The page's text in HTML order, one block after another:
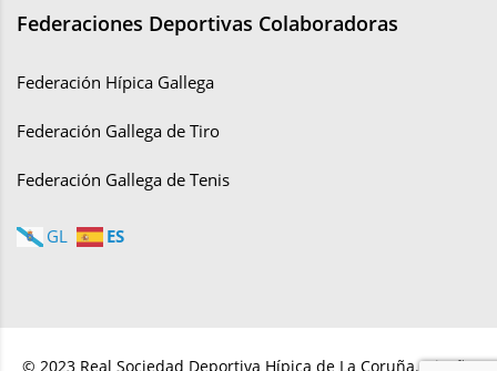
Federaciones Deportivas Colaboradoras
Federación Hípica Gallega
Federación Gallega de Tiro
Federación Gallega de Tenis
GL ES
© 2023 Real Sociedad Deportiva Hípica de La Coruña. Diseño